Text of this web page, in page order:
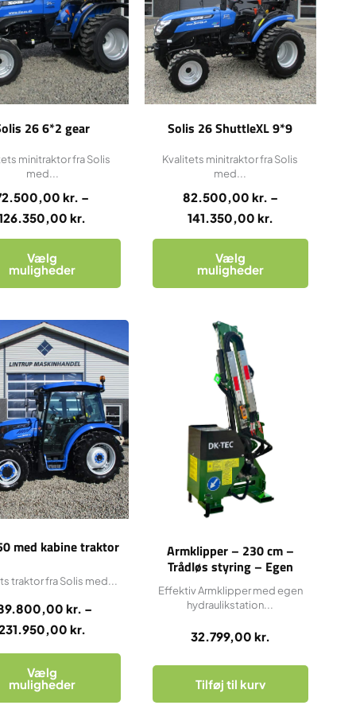
26 6*2 gear
kr. –
kr.
minitraktor fra Solis
med...
Vælg
muligheder
Mulighederne
kan
vælges
på
varesiden
Solis 26 ShuttleXL 9*9
82.500,00 kr. –
141.350,00 kr.
Kvalitets minitraktor fra Solis
med...
Vælg
muligheder
Mulighederne
kan
vælges
på
varesiden
med kabine traktor
kr. –
kr.
189.800,00 kr.
til
231.950,00 kr.
traktor fra Solis med...
Vælg
muligheder
Dette
vare
har
flere
varianter.
Mulighederne
kan
vælges
på
varesiden
Armklipper – 230 cm –
Trådløs styring – Egen
hydraulik – excl. redskab
32.799,00 kr.
Effektiv Armklipper med egen
hydraulikstation...
Tilføj til kurv